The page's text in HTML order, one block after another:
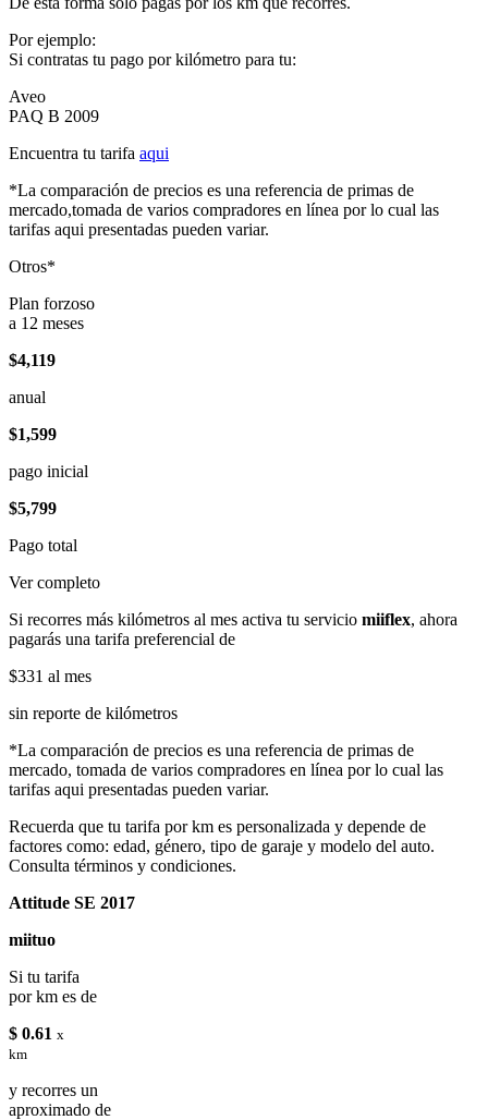
Por ejemplo:
Si contratas tu pago por kilómetro para tu:
Aveo
PAQ B 2009
Encuentra tu tarifa aqui
*La comparación de precios es una referencia de primas de
mercado,tomada de varios compradores en línea por lo cual las
tarifas aqui presentadas pueden variar.
Otros*
Plan forzoso
a 12 meses
$4,119
anual
$1,599
pago inicial
$5,799
Pago total
Ver completo
Si recorres más kilómetros al mes activa tu servicio miiflex, ahora
pagarás una tarifa preferencial de
$331 al mes
sin reporte de kilómetros
*La comparación de precios es una referencia de primas de
mercado, tomada de varios compradores en línea por lo cual las
tarifas aqui presentadas pueden variar.
Recuerda que tu tarifa por km es personalizada y depende de
factores como: edad, género, tipo de garaje y modelo del auto.
Consulta términos y condiciones.
Attitude SE 2017
miituo
Si tu tarifa
por km es de
$ 0.61 x
km
y recorres un
aproximado de